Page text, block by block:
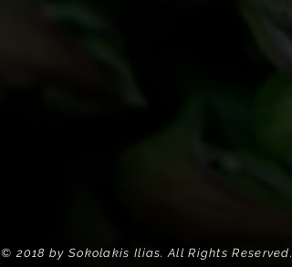
© 2018 by Sokolakis Ilias. All Rights Reserved.